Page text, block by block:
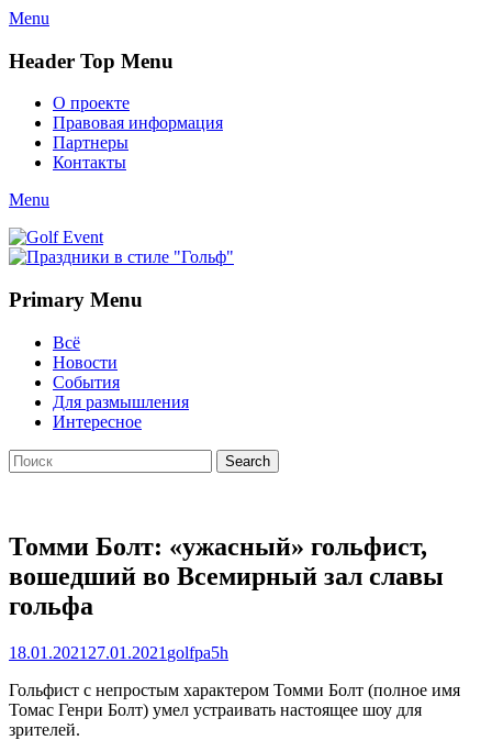
Menu
Header Top Menu
Skip
content
О проекте
Правовая информация
Партнеры
Контакты
Twitter
Email
YouTube
Website
Link
Menu
Golf Event
СМИ о гольфе, гольф-события, новости гольфа. Russian golf
Primary Menu
Skip
content
Всё
Новости
События
Для размышления
Интересное
Search
Search
for:
Томми Болт: «ужасный» гольфист,
вошедший во Всемирный зал славы
гольфа
Posted
18.01.2021 27.01.2021 Author
golfpa5h
Гольфист с непростым характером Томми Болт (полное имя
Томас Генри Болт) умел устраивать настоящее шоу для
зрителей.